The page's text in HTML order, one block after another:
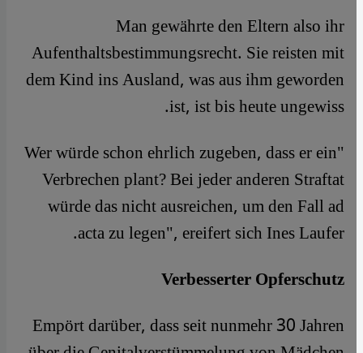
Man gewährte den Eltern also ihr
Aufenthaltsbestimmungsrecht. Sie reisten mit
dem Kind ins Ausland, was aus ihm geworden
ist, ist bis heute ungewiss.
"Wer würde schon ehrlich zugeben, dass er ein
Verbrechen plant? Bei jeder anderen Straftat
würde das nicht ausreichen, um den Fall ad
acta zu legen", ereifert sich Ines Laufer.
Verbesserter Opferschutz
Empört darüber, dass seit nunmehr 30 Jahren